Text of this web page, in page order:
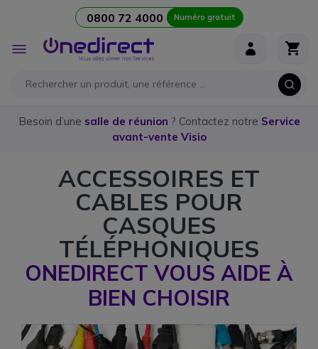
0800 72 4000 Numéro gratuit
Affichage
navigation
Besoin d’une salle de réunion ? Contactez notre Service
avant-vente Visio
ACCESSOIRES ET
CABLES POUR
CASQUES
TÉLÉPHONIQUES
ONEDIRECT VOUS AIDE À
BIEN CHOISIR